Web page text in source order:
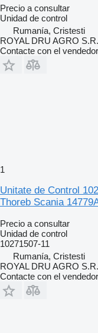
Precio a consultar
Unidad de control
Rumanía, Cristesti
ROYAL DRU AGRO
Contacte con el vendedor
1
Unitate de Control
Thoreb Scania
Precio a consultar
Unidad de control
10271507-11
Rumanía, Cristesti
ROYAL DRU AGRO
Contacte con el vendedor